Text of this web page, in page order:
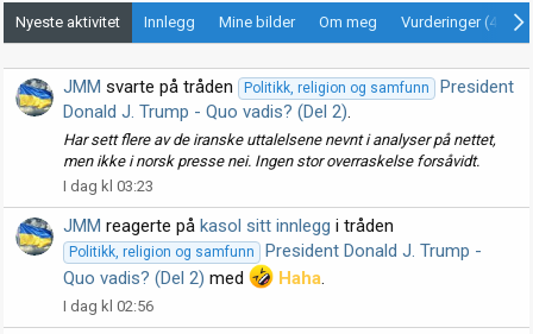
Nyeste aktivitet Innlegg Mine bilder Om meg Vurderinger (4)
JMM svarte på tråden Politikk, religion og samfunn
President
Donald J. Trump - Quo vadis? (Del 2).
Har sett flere av de iranske uttalelsene nevnt i analyser på nettet,
men ikke i norsk presse nei. Ingen stor overraskelse forsåvidt.
I dag kl 03:23
JMM reagerte på kasol sitt innlegg i tråden
Politikk, religion og samfunn
President Donald J. Trump -
Quo vadis? (Del 2) med Haha.
I dag kl 02:56